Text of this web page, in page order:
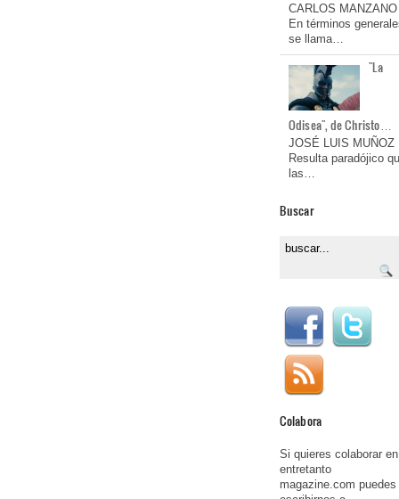
CARLOS MANZANO
En términos
se llama…
"La
Odisea", de Christo…
JOSÉ LUIS MUÑOZ
Resulta paradójico
las…
Buscar
Colabora
Si quieres colaborar en
entretanto
magazine.com puedes